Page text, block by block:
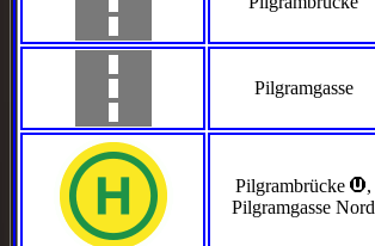
Pilgramgasse
Pilgrambrücke >,
Pilgramgasse Nord